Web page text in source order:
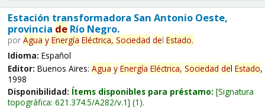
Estación transformadora San Antonio Oeste,
provincia deRío Negro.
por Agua y Energía Eléctrica, Sociedad del Estado.
Idioma: Español
Editor: Buenos Aires: Agua y Energía Eléctrica, Sociedad del Estado,
1998
Disponibilidad: Ítems disponibles para préstamo: Signatura
topográfica: 621.374.5/A282/v.1 (1).